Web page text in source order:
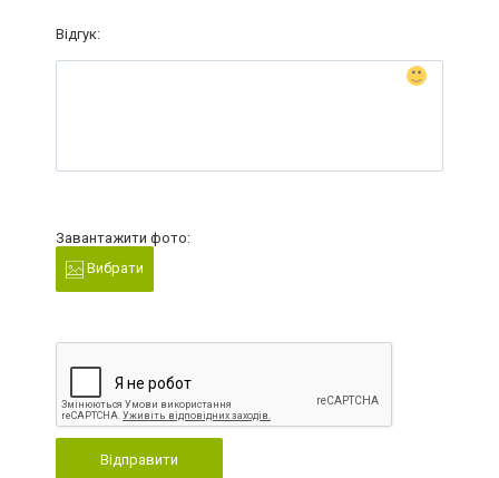
Відгук:
Завантажити фото:
Вибрати
Відправити